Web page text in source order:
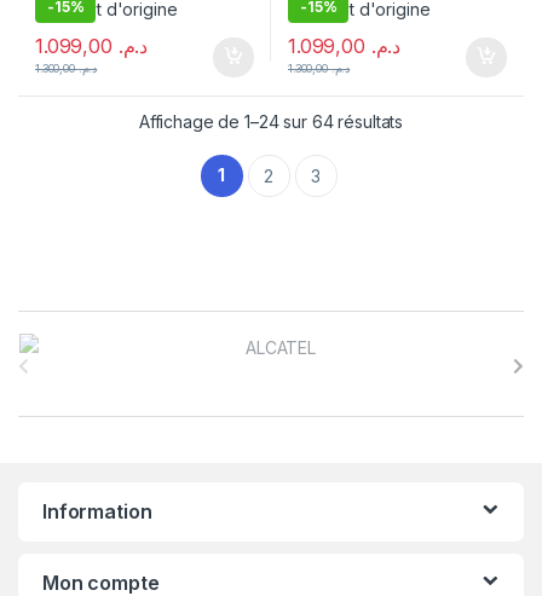
-15%
د.م.
د.م.1.300,00
-15%
د.م.
د.م.1.300,00
Affichage de 1–24 sur 64 résultats
1 2 3
Information
Mon compte